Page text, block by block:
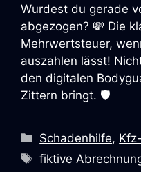
Wurdest du gerade
abgezogen? 💸 Die
Mehrwertsteuer,
auszahlen lässt!
den digitalen
Zittern bringt. 🛡️
Schadenhilfe,
fiktive